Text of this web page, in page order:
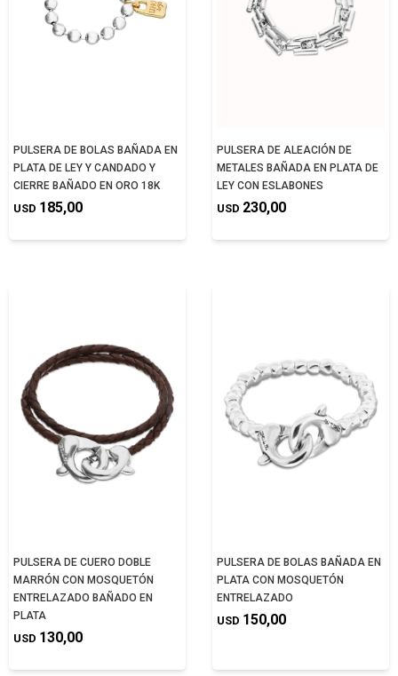
PULSERA DE BOLAS BAÑADA EN
PLATA DE LEY Y CANDADO Y
CIERRE BAÑADO EN ORO 18K
USD 185,00
PULSERA DE ALEACIÓN DE
METALES BAÑADA EN PLATA DE
LEY CON ESLABONES
USD 230,00
PULSERA DE CUERO DOBLE
MARRÓN CON MOSQUETÓN
ENTRELAZADO BAÑADO EN
PLATA
USD 130,00
PULSERA DE BOLAS BAÑADA EN
PLATA CON MOSQUETÓN
ENTRELAZADO
USD 150,00